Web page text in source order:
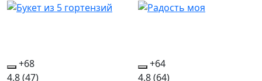
+68
4.8(47)
+64
4.8(64)